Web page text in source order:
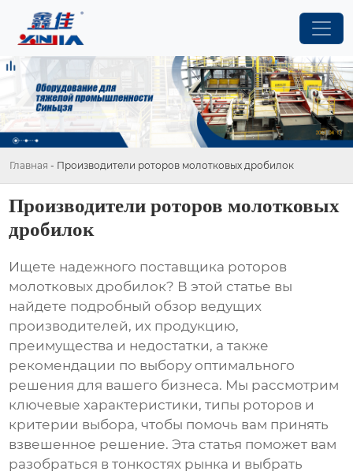
Главная - Производители роторов молотковых дробилок
Производители роторов молотковых
дробилок
Ищете надежного поставщика роторов
молотковых дробилок? В этой статье вы
найдете подробный обзор ведущих
производителей, их продукцию,
преимущества и недостатки, а также
рекомендации по выбору оптимального
решения для вашего бизнеса. Мы рассмотрим
ключевые характеристики, типы роторов и
критерии выбора, чтобы помочь вам принять
взвешенное решение. Эта статья поможет вам
разобраться в тонкостях рынка и выбрать